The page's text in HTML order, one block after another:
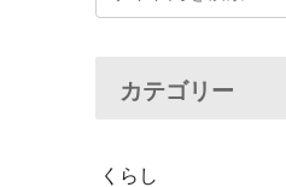
カテゴリー
くらし